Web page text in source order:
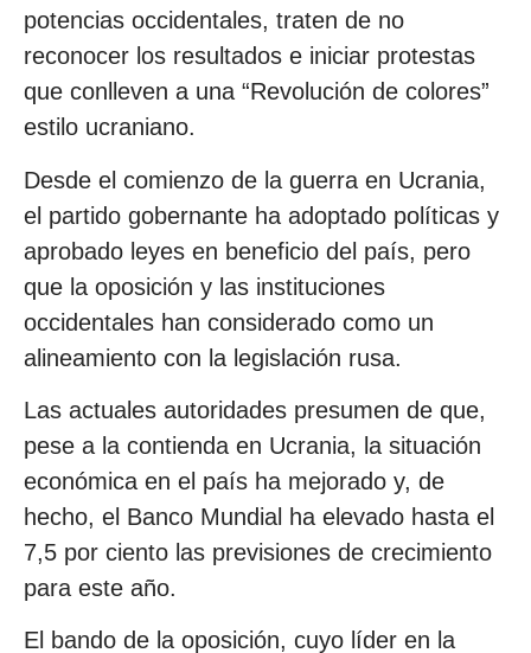
potencias occidentales, traten de no
reconocer los resultados e iniciar protestas
que conlleven a una “Revolución de colores”
estilo ucraniano.
Desde el comienzo de la guerra en Ucrania,
el partido gobernante ha adoptado políticas y
aprobado leyes en beneficio del país, pero
que la oposición y las instituciones
occidentales han considerado como un
alineamiento con la legislación rusa.
Las actuales autoridades presumen de que,
pese a la contienda en Ucrania, la situación
económica en el país ha mejorado y, de
hecho, el Banco Mundial ha elevado hasta el
7,5 por ciento las previsiones de crecimiento
para este año.
El bando de la oposición, cuyo líder en la